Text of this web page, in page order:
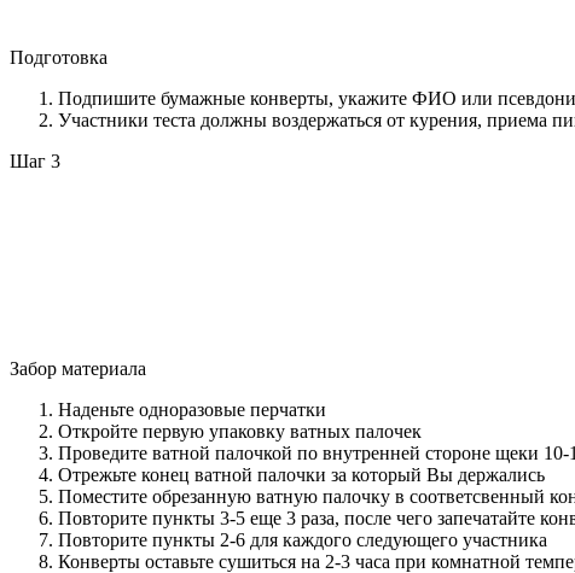
Подготовка
Подпишите бумажные конверты, укажите ФИО или
Участники теста должны воздержаться от курения, приема
Шаг 3
Забор материала
Наденьте одноразовые перчатки
Откройте первую упаковку ватных палочек
Проведите ватной палочкой по внутренней стороне щеки 10-
Отрежьте конец ватной палочки за который Вы держались
Поместите обрезанную ватную палочку в соответсвенный
Повторите пункты 3-5 еще 3 раза, после чего запечатайте
Повторите пункты 2-6 для каждого следующего участника
Конверты оставьте сушиться на 2-3 часа при комнатной